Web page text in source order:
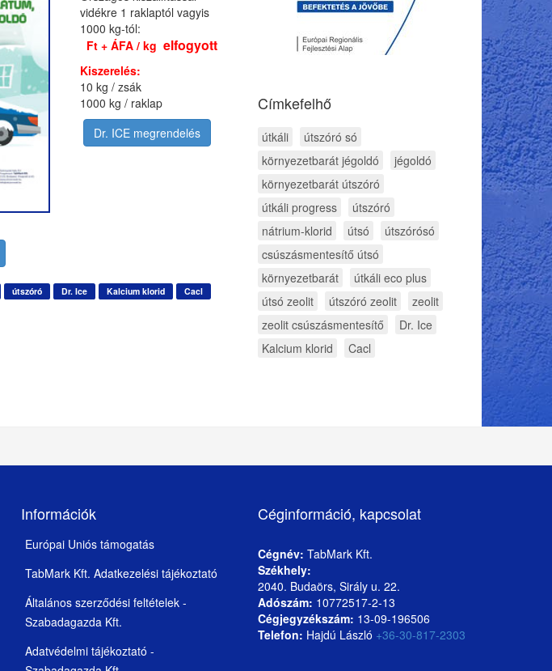
vidékre 1 raklaptól vagyis
1000 kg-tól:
Ft + ÁFA / kg elfogyott
Kiszerelés:
10 kg / zsák
1000 kg / raklap
Dr. ICE megrendelés
útszóró Dr. Ice Kalcium klorid Cacl
Címkefelhő
útkáli
útszóró só
környezetbarát jégoldó
jégoldó
környezetbarát útszóró
útkáli progress
útszóró
nátrium-klorid
útsó
útszórósó
csúszásmentesítő útsó
környezetbarát
útkáli eco plus
útsó zeolit
útszóró zeolit
zeolit
zeolit csúszásmentesítő
Dr. Ice
Kalcium klorid
Cacl
Információk
Európai Uniós támogatás
TabMark Kft. Adatkezelési tájékoztató
Általános szerződési feltételek -
Szabadagazda Kft.
Adatvédelmi tájékoztató -
Céginformáció, kapcsolat
Cégnév: TabMark Kft.
Székhely:
2040. Budaörs, Sirály u. 22.
Adószám: 10772517-2-13
Cégjegyzékszám: 13-09-196506
Telefon: Hajdú László +36-30-817-2303